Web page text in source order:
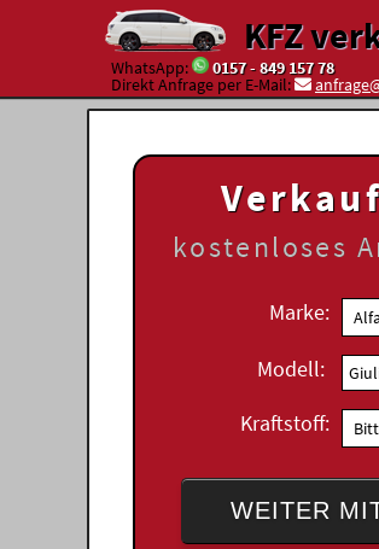
KFZ
WhatsApp: 0157 - 849 157 78
Direkt Anfrage per E-Mail:
kostenloses
Marke:
Modell:
Kraftstoff:
WEITER